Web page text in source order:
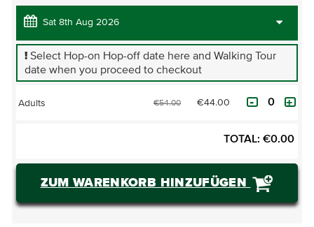
! Select Hop-on Hop-off date here and Walking Tour
date when you proceed to checkout
Adults €54.00 €44.00
TOTAL: €0.00
ZUM WARENKORB HINZUFÜGEN